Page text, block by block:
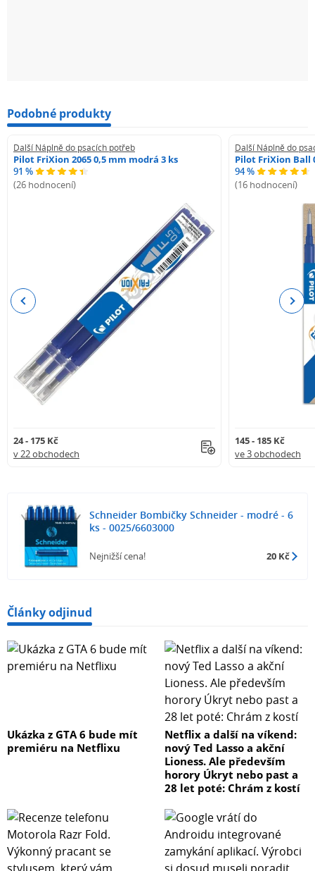
Podobné produkty
Další Náplně do psacích potřeb
Pilot FriXion 2065 0,5 mm modrá 3 ks
91 %
(26 hodnocení)
24 - 175 Kč
v 22 obchodech
Další Náplně do
Pilot FriXion Ball
94 %
(16 hodnocení)
145 - 185 Kč
ve 3 obchodech
Previous Next
Schneider Bombičky Schneider - modré - 6
ks - 0025/6603000
Nejnižší cena! 20 Kč
Články odjinud
Ukázka z GTA 6 bude mít
premiéru na Netflixu
Netflix a další na víkend:
nový Ted Lasso a akční
Lioness. Ale především
horory Úkryt nebo past a
28 let poté: Chrám z kostí